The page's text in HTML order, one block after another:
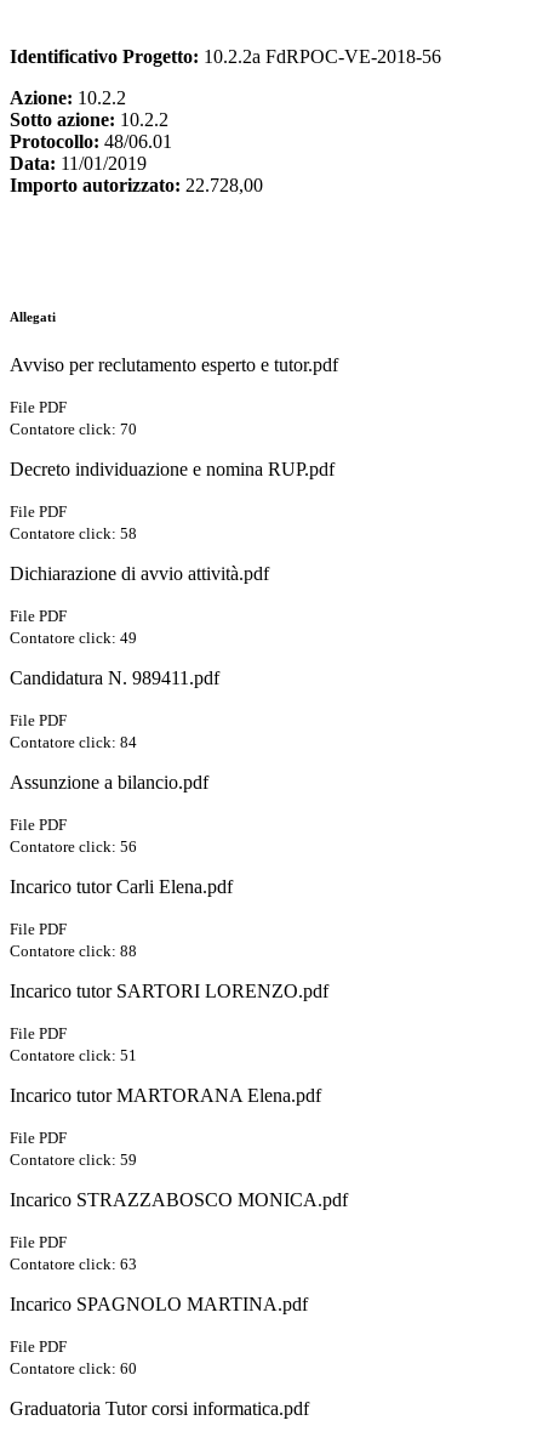
Identificativo Progetto: 10.2.2a FdRPOC-VE-2018-56
Azione: 10.2.2
Sotto azione: 10.2.2
Protocollo: 48/06.01
Data: 11/01/2019
Importo autorizzato: 22.728,00
Allegati
Avviso per reclutamento esperto e tutor.pdf
File PDF
Contatore click: 70
Decreto individuazione e nomina RUP.pdf
File PDF
Contatore click: 58
Dichiarazione di avvio attività.pdf
File PDF
Contatore click: 49
Candidatura N. 989411.pdf
File PDF
Contatore click: 84
Assunzione a bilancio.pdf
File PDF
Contatore click: 56
Incarico tutor Carli Elena.pdf
File PDF
Contatore click: 88
Incarico tutor SARTORI LORENZO.pdf
File PDF
Contatore click: 51
Incarico tutor MARTORANA Elena.pdf
File PDF
Contatore click: 59
Incarico STRAZZABOSCO MONICA.pdf
File PDF
Contatore click: 63
Incarico SPAGNOLO MARTINA.pdf
File PDF
Contatore click: 60
Graduatoria Tutor corsi informatica.pdf